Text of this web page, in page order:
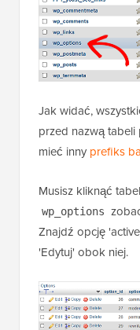
Jak widać,
przed nazwą tabeli
mieć inny prefiks
Musisz kliknąć
wp_options
Znajdź opcję
'Edytuj' obok niej.